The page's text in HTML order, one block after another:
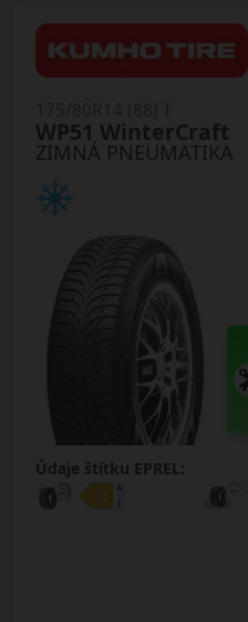
ZIMNÁ PNEUMATIKA
WP51 WinterCraft
Údaje štítku EPREL: